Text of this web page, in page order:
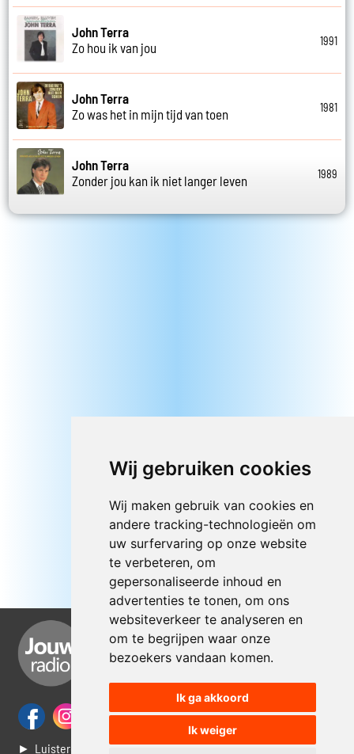
Wij gebruiken cookies
Wij maken gebruik van cookies en
andere tracking-technologieën om
uw surfervaring op onze website
te verbeteren, om
gepersonaliseerde inhoud en
advertenties te tonen, om ons
websiteverkeer te analyseren en
om te begrijpen waar onze
bezoekers vandaan komen.
Ik ga akkoord
Ik weiger
John Terra
Zo hou ik van jou
1991
John Terra
Zo was het in mijn tijd van toen
1981
John Terra
Zonder jou kan ik niet langer leven
1989
► Luisteren naar Jouwradio